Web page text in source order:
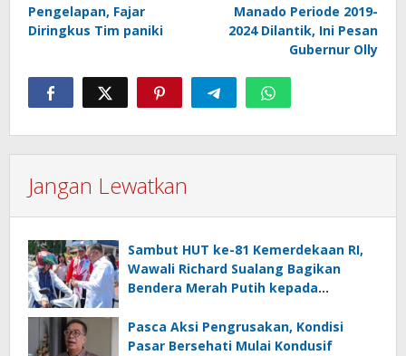
Pengelapan, Fajar
Diringkus Tim paniki
Manado Periode 2019-
2024 Dilantik, Ini Pesan
Gubernur Olly
Jangan Lewatkan
Sambut HUT ke-81 Kemerdekaan RI,
Wawali Richard Sualang Bagikan
Bendera Merah Putih kepada
Pasca Aksi Pengrusakan, Kondisi
Pasar Bersehati Mulai Kondusif